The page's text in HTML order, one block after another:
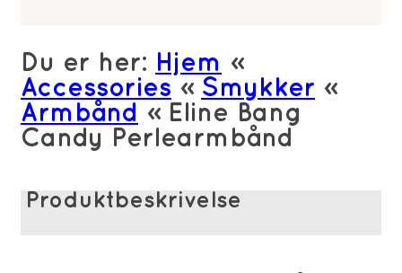
Du er her: Hjem »
Accessories » Smykker »
Armbånd
» Eline Bang
Candy Perlearmbånd
Produktbeskrivelse